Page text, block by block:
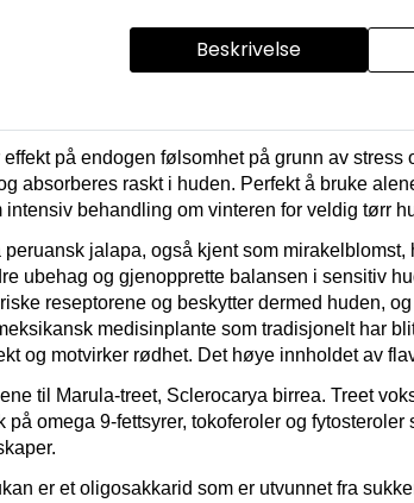
Beskrivelse
på endogen følsomhet på grunn av
absorberes raskt i huden. Perfekt å bruke
behandling om vinteren for veldig tørr
peruansk jalapa, også kjent som
ubehag og gjenopprette balansen i sensitiv
reseptorene og beskytter dermed huden,
medisinplante som tradisjonelt har
og motvirker rødhet. Det høye innholdet av
til Marula-treet, Sclerocarya birrea. Treet
på omega 9-fettsyrer, tokoferoler og
er et oligosakkarid som er utvunnet fra